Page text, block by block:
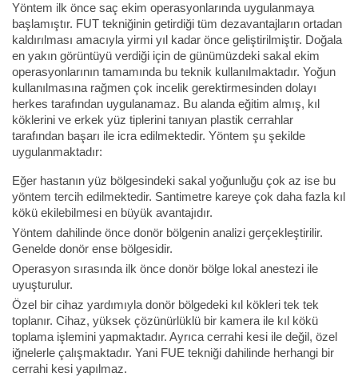
Yöntem ilk önce saç ekim operasyonlarında uygulanmaya
başlamıştır. FUT tekniğinin getirdiği tüm dezavantajların ortadan
kaldırılması amacıyla yirmi yıl kadar önce geliştirilmiştir. Doğala
en yakın görüntüyü verdiği için de günümüzdeki sakal ekim
operasyonlarının tamamında bu teknik kullanılmaktadır. Yoğun
kullanılmasına rağmen çok incelik gerektirmesinden dolayı
herkes tarafından uygulanamaz. Bu alanda eğitim almış, kıl
köklerini ve erkek yüz tiplerini tanıyan plastik cerrahlar
tarafından başarı ile icra edilmektedir. Yöntem şu şekilde
uygulanmaktadır:
Eğer hastanın yüz bölgesindeki sakal yoğunluğu çok az ise bu
yöntem tercih edilmektedir. Santimetre kareye çok daha fazla kıl
kökü ekilebilmesi en büyük avantajıdır.
Yöntem dahilinde önce donör bölgenin analizi gerçekleştirilir.
Genelde donör ense bölgesidir.
Operasyon sırasında ilk önce donör bölge lokal anestezi ile
uyuşturulur.
Özel bir cihaz yardımıyla donör bölgedeki kıl kökleri tek tek
toplanır. Cihaz, yüksek çözünürlüklü bir kamera ile kıl kökü
toplama işlemini yapmaktadır. Ayrıca cerrahi kesi ile değil, özel
iğnelerle çalışmaktadır. Yani FUE tekniği dahilinde herhangi bir
cerrahi kesi yapılmaz.